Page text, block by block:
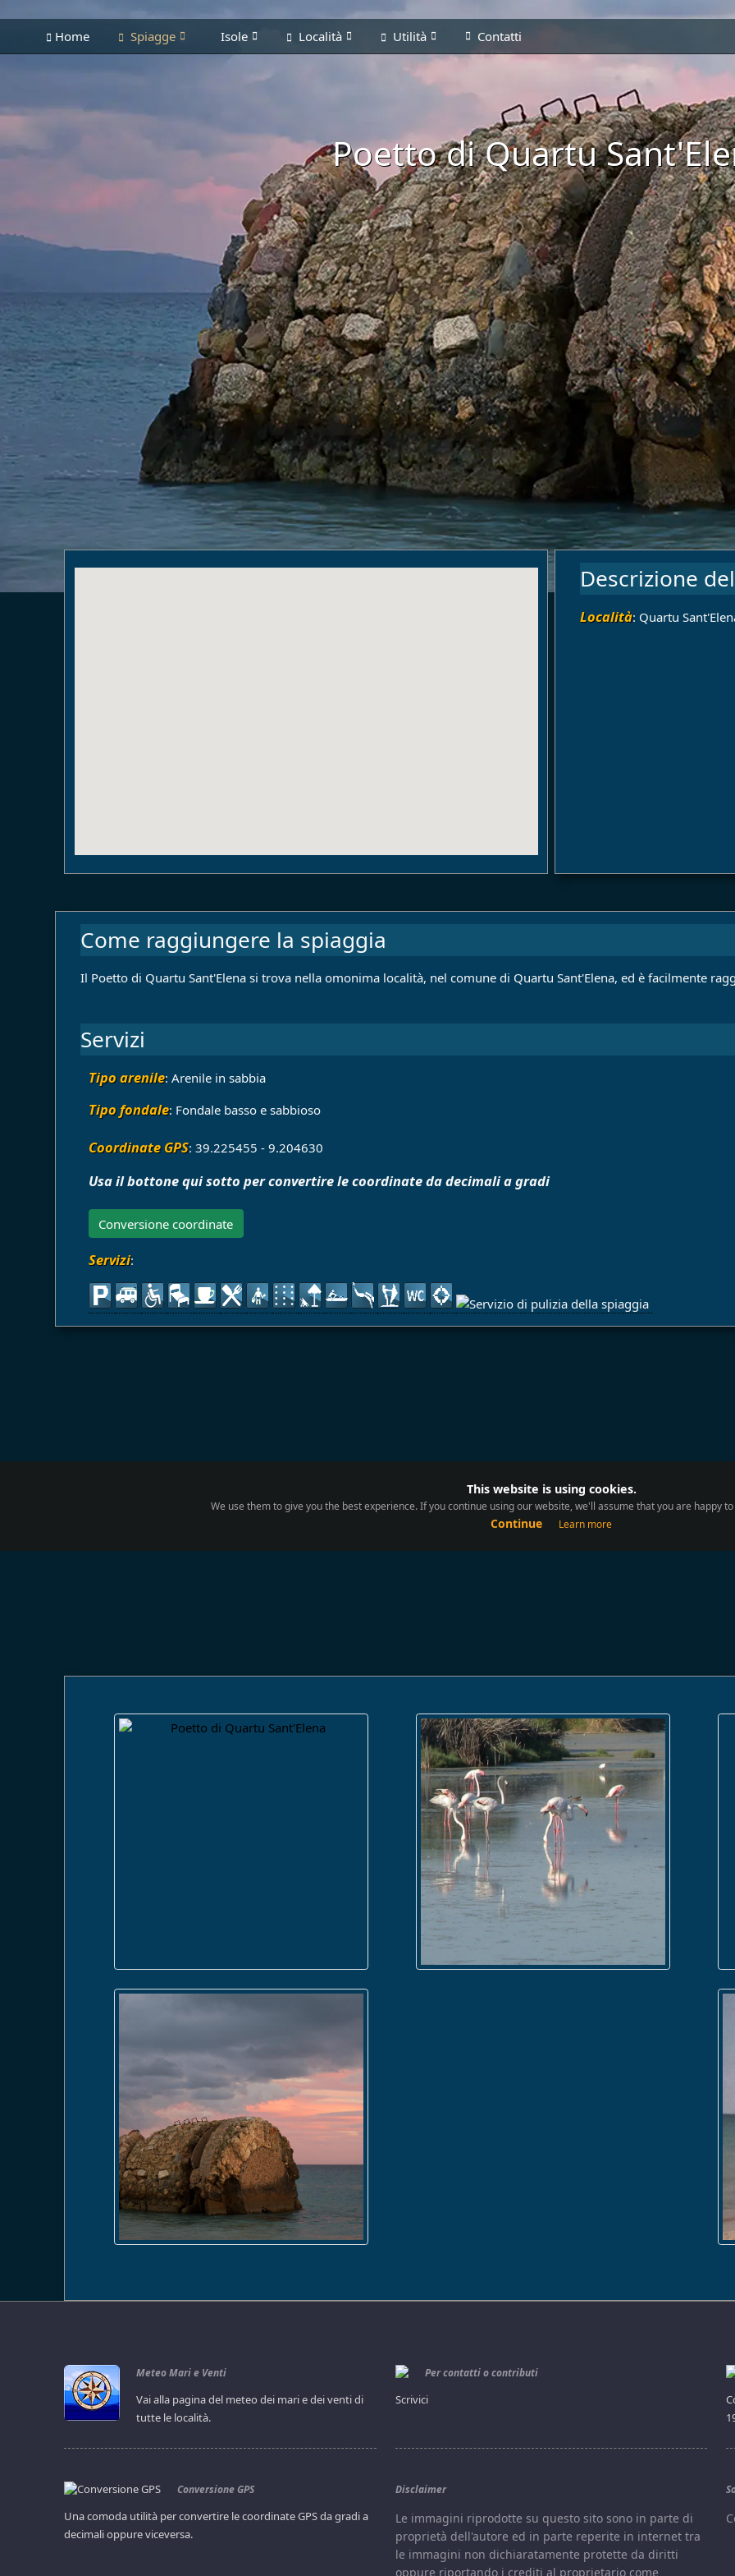
Home Spiagge Isole Località Utilità Contatti
Poetto di Quartu
Descrizione
Località: Quartu
Come raggiungere la spiaggia
Il Poetto di Quartu Sant'Elena si trova nella omonima località, nel comune di Quartu Sant'Elena, ed è facilmente
Servizi
Tipo arenile: Arenile in sabbia
Tipo fondale: Fondale basso e sabbioso
Coordinate GPS: 39.225455 - 9.204630
Usa il bottone qui sotto per convertire le coordinate da decimali a gradi
Conversione coordinate
Servizi:
Meteo Mari e Venti
Vai alla pagina del meteo dei mari e dei venti di
tutte le località.
Conversione GPS
Una comoda utilità per convertire le coordinate GPS da gradi a
decimali oppure viceversa.
Per contatti o contributi
Scrivici
Disclaimer
Le immagini riprodotte su questo sito sono in parte di
proprietà dell'autore ed in parte reperite in internet tra
le immagini non dichiaratamente protette da diritti
oppure riportando i crediti al proprietario come
This website is using cookies.
We use them to give you the best experience. If you continue using our website, we'll assume that you are happy
Continue Learn more